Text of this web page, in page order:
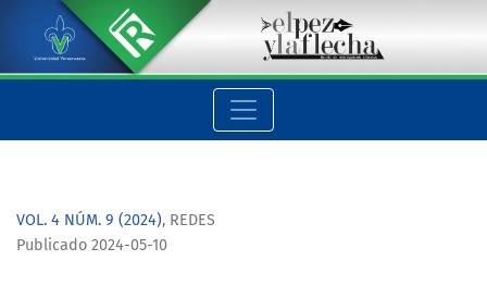
De un pájaro las dos alas: una controversia poética entre
VOL. 4 NÚM. 9 (2024), REDES
Publicado 2024-05-10